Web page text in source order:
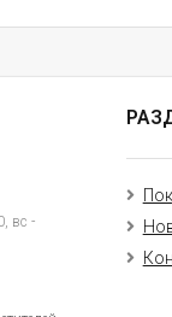
вс -